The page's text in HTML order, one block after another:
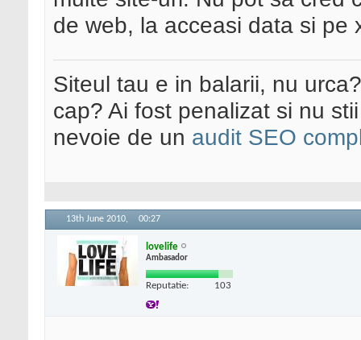
de web, la acceasi data si pe
Siteul tau e in balarii, nu
cap? Ai fost penalizat si nu
nevoie de un audit SEO
13th June 2010, 00:27
lovelife
Ambasador
Reputatie: 103